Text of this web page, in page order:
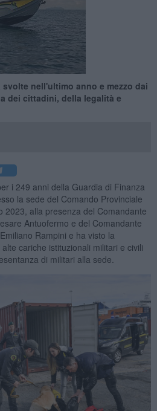
nell'ultimo anno e mezzo dai
dei cittadini, della legalità e
i 249 anni della Guardia di Finanza
la sede del Comando Provinciale
2023, alla presenza del Comandante
Antuofermo e del Comandante
Rampini e ha visto la
cariche istituzionali militari e civili
di militari alla sede.